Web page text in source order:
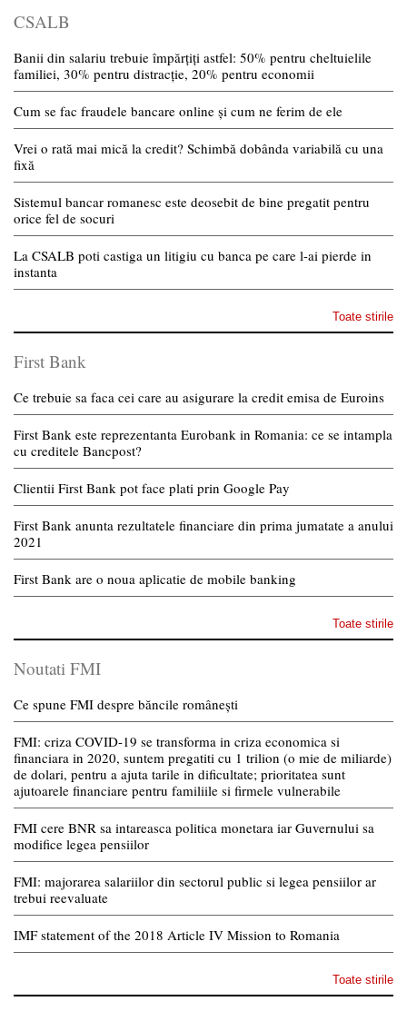
CSALB
Banii din salariu trebuie împărțiți astfel: 50% pentru cheltuielile
familiei, 30% pentru distracție, 20% pentru economii
Cum se fac fraudele bancare online și cum ne ferim de ele
Vrei o rată mai mică la credit? Schimbă dobânda variabilă cu una
fixă
Sistemul bancar romanesc este deosebit de bine pregatit pentru
orice fel de socuri
La CSALB poti castiga un litigiu cu banca pe care l-ai pierde in
instanta
Toate stirile
First Bank
Ce trebuie sa faca cei care au asigurare la credit emisa de Euroins
First Bank este reprezentanta Eurobank in Romania: ce se intampla
cu creditele Bancpost?
Clientii First Bank pot face plati prin Google Pay
First Bank anunta rezultatele financiare din prima jumatate a anului
2021
First Bank are o noua aplicatie de mobile banking
Toate stirile
Noutati FMI
Ce spune FMI despre băncile românești
FMI: criza COVID-19 se transforma in criza economica si
financiara in 2020, suntem pregatiti cu 1 trilion (o mie de miliarde)
de dolari, pentru a ajuta tarile in dificultate; prioritatea sunt
ajutoarele financiare pentru familiile si firmele vulnerabile
FMI cere BNR sa intareasca politica monetara iar Guvernului sa
modifice legea pensiilor
FMI: majorarea salariilor din sectorul public si legea pensiilor ar
trebui reevaluate
IMF statement of the 2018 Article IV Mission to Romania
Toate stirile